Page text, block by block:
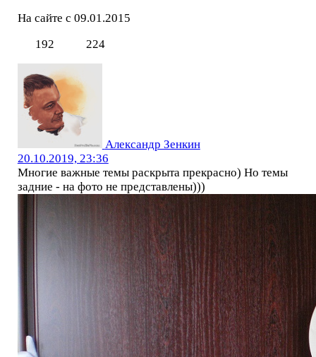
На сайте с 09.01.2015
192
224
Александр Зенкин
20.10.2019, 23:36
Многие важные темы раскрыта прекрасно) Но темы
задние - на фото не представлены)))